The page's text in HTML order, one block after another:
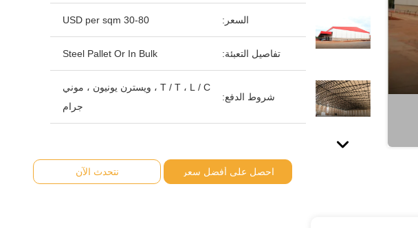
السعر: 30-80 USD per sqm
تفاصيل التعبئة: Steel Pallet Or In Bulk
شروط الدفع:
T / T ، L / C ، ويسترن يونيون ، موني
جرام
احصل على أفضل سعر نتحدث الآن